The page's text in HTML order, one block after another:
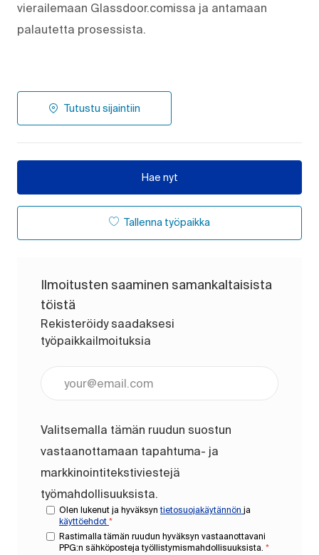
vierailemaan Glassdoor.comissa ja antamaan
palautetta prosessista.
Tutustu sijaintiin
Hae nyt
Tallenna työpaikka
Ilmoitusten saaminen samankaltaisista
töistä
Rekisteröidy saadaksesi
työpaikkailmoituksia
Valitsemalla tämän ruudun suostun
vastaanottamaan tapahtuma- ja
markkinointitekstiviestejä
työmahdollisuuksista.
Olen lukenut ja hyväksyntietosuojakäytännön ja
käyttöehdot *
Rastimalla tämän ruudun hyväksyn vastaanottavani
PPG:n sähköposteja työllistymismahdollisuuksista. *